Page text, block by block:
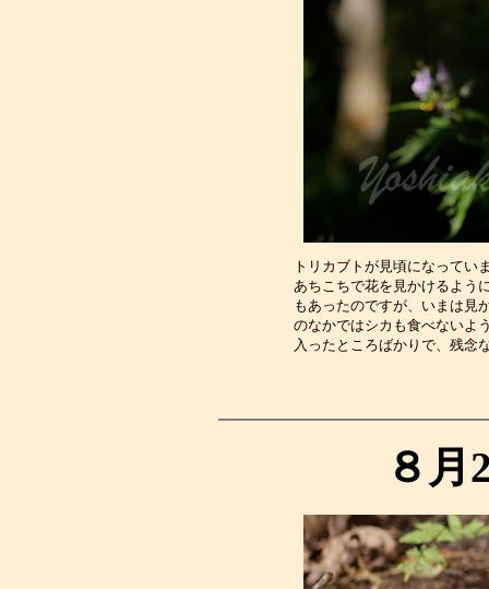
トリカブトが見頃になってい
あちこちで花を見かけるよう
もあったのですが、いまは見
のなかではシカも食べないよ
入ったところばか
８月